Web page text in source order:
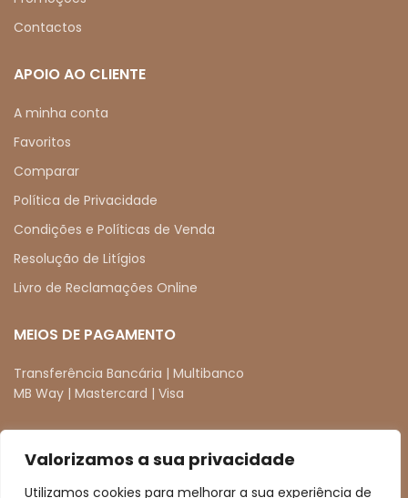
Valorizamos a sua privacidade
Utilizamos cookies para melhorar a sua experiência de
Contactos
APOIO AO CLIENTE
A minha conta
Favoritos
Comparar
Política de Privacidade
Condições e Políticas de Venda
Resolução de Litígios
Livro de Reclamações Online
MEIOS DE PAGAMENTO
Transferência Bancária | Multibanco
MB Way | Mastercard | Visa
REDES SOCIAIS